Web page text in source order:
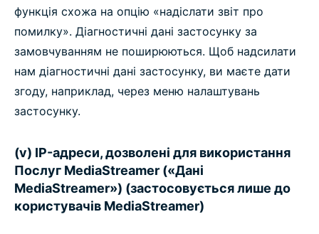
функція схожа на опцію «надіслати звіт про
помилку». Діагностичні дані застосунку за
замовчуванням не поширюються. Щоб надсилати
нам діагностичні дані застосунку, ви маєте дати
згоду, наприклад, через меню налаштувань
застосунку.
(v) IP-адреси, дозволені для використання
Послуг MediaStreamer («Дані
MediaStreamer») (застосовується лише до
користувачів MediaStreamer)